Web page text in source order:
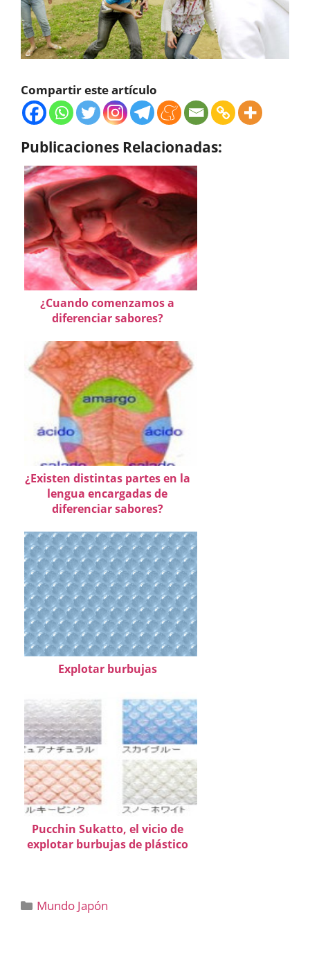
Compartir este artículo
Publicaciones Relacionadas:
¿Cuando comenzamos a
diferenciar sabores?
¿Existen distintas partes en la
lengua encargadas de
diferenciar sabores?
Explotar burbujas
Pucchin Sukatto, el vicio de
explotar burbujas de plástico
Categorías
Mundo Japón